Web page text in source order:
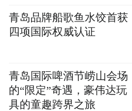
青岛品牌船歌鱼水饺首获
四项国际权威认证
青岛国际啤酒节崂山会场
的“限定”奇遇，豪伟达玩
具的童趣跨界之旅